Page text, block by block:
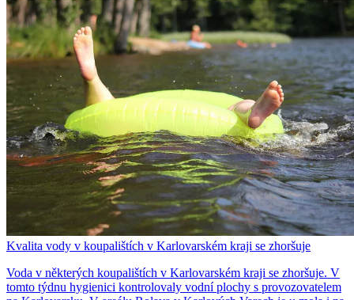
Kvalita vody v koupalištích v Karlovarském kraji se zhoršuje
Voda v některých koupalištích v Karlovarském kraji se zhoršuje. V
tomto týdnu hygienici kontrolovaly vodní plochy s provozovatelem